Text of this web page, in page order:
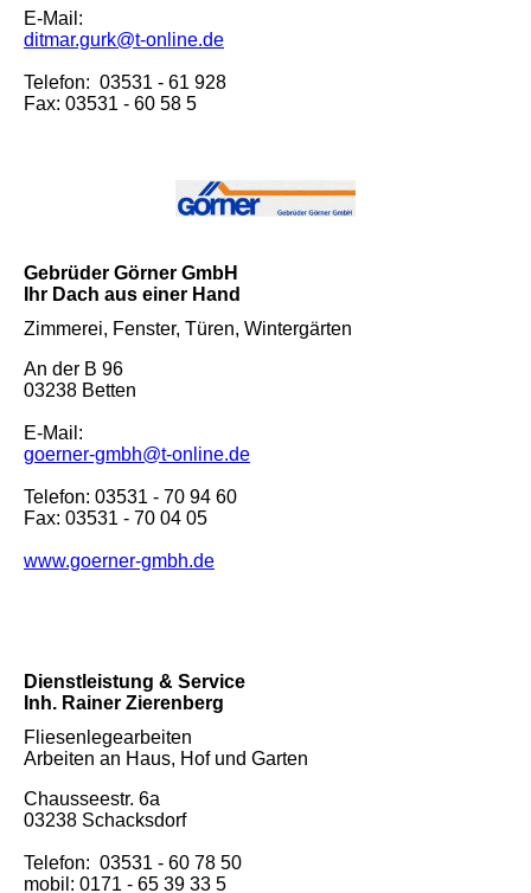
E-Mail:
ditmar.gurk@t-online.de
Telefon: 03531 - 61 928
Fax: 03531 - 60 58 5
Gebrüder Görner GmbH
Ihr Dach aus einer Hand
Zimmerei, Fenster, Türen, Wintergärten
An der B 96
03238 Betten
E-Mail:
goerner-gmbh@t-online.de
Telefon: 03531 - 70 94 60
Fax: 03531 - 70 04 05
www.goerner-gmbh.de
Dienstleistung & Service
Inh. Rainer Zierenberg
Fliesenlegearbeiten
Arbeiten an Haus, Hof und Garten
Chausseestr. 6a
03238 Schacksdorf
Telefon: 03531 - 60 78 50
mobil: 0171 - 65 39 33 5